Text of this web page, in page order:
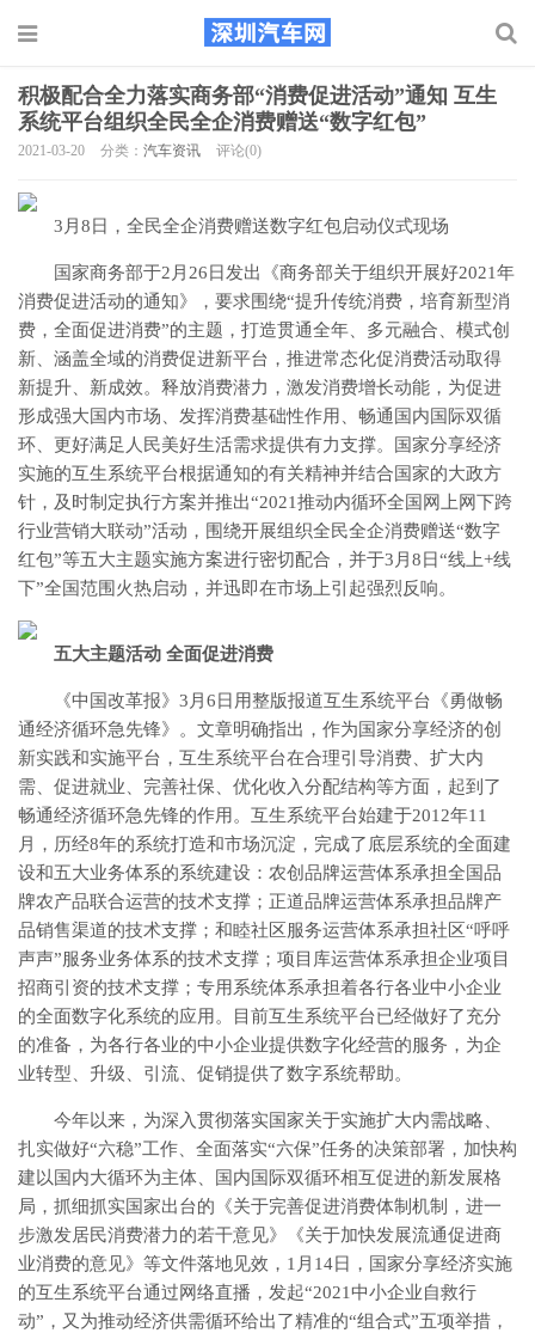
积极配合全力落实商务部“消费促进活动”通知 互生
系统平台组织全民全企消费赠送“数字红包”
2021-03-20 分类： 汽车资讯 评论(0)
3月8日，全民全企消费赠送数字红包启动仪式现场
国家商务部于2月26日发出《商务部关于组织开展好2021年
消费促进活动的通知》，要求围绕“提升传统消费，培育新型消
费，全面促进消费”的主题，打造贯通全年、多元融合、模式创
新、涵盖全域的消费促进新平台，推进常态化促消费活动取得
新提升、新成效。释放消费潜力，激发消费增长动能，为促进
形成强大国内市场、发挥消费基础性作用、畅通国内国际双循
环、更好满足人民美好生活需求提供有力支撑。国家分享经济
实施的互生系统平台根据通知的有关精神并结合国家的大政方
针，及时制定执行方案并推出“2021推动内循环全国网上网下跨
行业营销大联动”活动，围绕开展组织全民全企消费赠送“数字
红包”等五大主题实施方案进行密切配合，并于3月8日“线上+线
下”全国范围火热启动，并迅即在市场上引起强烈反响。
五大主题活动 全面促进消费
《中国改革报》3月6日用整版报道互生系统平台《勇做畅
通经济循环急先锋》。文章明确指出，作为国家分享经济的创
新实践和实施平台，互生系统平台在合理引导消费、扩大内
需、促进就业、完善社保、优化收入分配结构等方面，起到了
畅通经济循环急先锋的作用。互生系统平台始建于2012年11
月，历经8年的系统打造和市场沉淀，完成了底层系统的全面建
设和五大业务体系的系统建设：农创品牌运营体系承担全国品
牌农产品联合运营的技术支撑；正道品牌运营体系承担品牌产
品销售渠道的技术支撑；和睦社区服务运营体系承担社区“呼呼
声声”服务业务体系的技术支撑；项目库运营体系承担企业项目
招商引资的技术支撑；专用系统体系承担着各行各业中小企业
的全面数字化系统的应用。目前互生系统平台已经做好了充分
的准备，为各行各业的中小企业提供数字化经营的服务，为企
业转型、升级、引流、促销提供了数字系统帮助。
今年以来，为深入贯彻落实国家关于实施扩大内需战略、
扎实做好“六稳”工作、全面落实“六保”任务的决策部署，加快构
建以国内大循环为主体、国内国际双循环相互促进的新发展格
局，抓细抓实国家出台的《关于完善促进消费体制机制，进一
步激发居民消费潜力的若干意见》《关于加快发展流通促进商
业消费的意见》等文件落地见效，1月14日，国家分享经济实施
的互生系统平台通过网络直播，发起“2021中小企业自救行
动”，又为推动经济供需循环给出了精准的“组合式”五项举措，